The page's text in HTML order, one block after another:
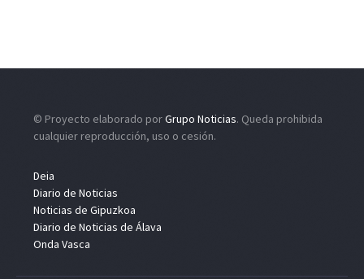
© Proyecto elaborado porGrupo Noticias. Queda prohibida
cualquier reproducción, uso o cesión.
Deia
Diario de Noticias
Noticias de Gipuzkoa
Diario de Noticias de Álava
Onda Vasca